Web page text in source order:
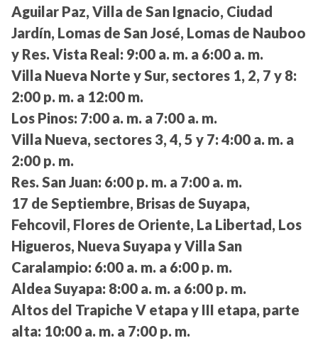
Aguilar Paz, Villa de San Ignacio, Ciudad
Jardín, Lomas de San José, Lomas de Nauboo
y Res. Vista Real: 9:00 a. m. a 6:00 a. m.
Villa Nueva Norte y Sur, sectores 1, 2, 7 y 8:
2:00 p. m. a 12:00 m.
Los Pinos: 7:00 a. m. a 7:00 a. m.
Villa Nueva, sectores 3, 4, 5 y 7: 4:00 a. m. a
2:00 p. m.
Res. San Juan: 6:00 p. m. a 7:00 a. m.
17 de Septiembre, Brisas de Suyapa,
Fehcovil, Flores de Oriente, La Libertad, Los
Higueros, Nueva Suyapa y Villa San
Caralampio: 6:00 a. m. a 6:00 p. m.
Aldea Suyapa: 8:00 a. m. a 6:00 p. m.
Altos del Trapiche V etapa y III etapa, parte
alta: 10:00 a. m. a 7:00 p. m.